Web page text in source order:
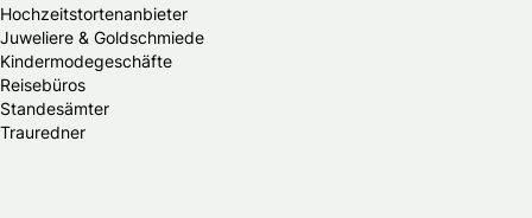
Hochzeitstortenanbieter
Juweliere & Goldschmiede
Kindermodegeschäfte
Reisebüros
Standesämter
Trauredner